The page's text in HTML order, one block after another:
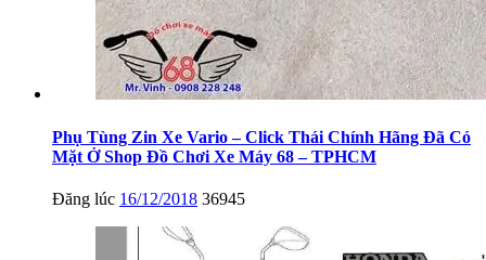
Phụ Tùng Zin Xe Vario – Click Thái Chính Hãng Đã Có
Mặt Ở Shop Đồ Chơi Xe Máy 68 – TPHCM
Đăng lúc 16/12/2018 36945